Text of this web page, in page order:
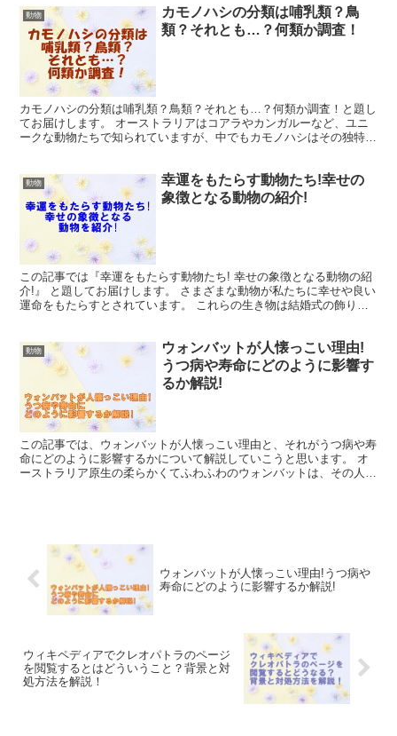
動物
カモノハシの分類は哺乳類？鳥
類？それとも…？何類か調査！
カモノハシの分類は哺乳類？鳥類？それとも…？何類か調査！と題し
てお届けします。 オーストラリアはコアラやカンガルーなど、ユニ
ークな動物たちで知られていますが、中でもカモノハシはその独特な
動物
幸運をもたらす動物たち!幸せの
象徴となる動物の紹介!
この記事では『幸運をもたらす動物たち! 幸せの象徴となる動物の紹
介!』 と題してお届けします。 さまざまな動物が私たちに幸せや良い
運命をもたらすとされています。 これらの生き物は結婚式の飾りつ
動物
ウォンバットが人懐っこい理由!
うつ病や寿命にどのように影響す
るか解説!
この記事では、ウォンバットが人懐っこい理由と、それがうつ病や寿
命にどのように影響するかについて解説していこうと思います。 オ
ーストラリア原生の柔らかくてふわふわのウォンバットは、その人懐
ウォンバットが人懐っこい理由!うつ病や
寿命にどのように影響するか解説!
ウィキペディアでクレオパトラのページ
を閲覧するとはどういうこと？背景と対
処方法を解説！